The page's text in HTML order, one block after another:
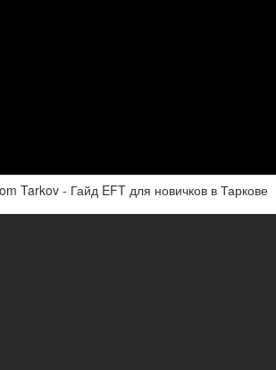
Tarkov - Гайд EFT для новичков в Таркове